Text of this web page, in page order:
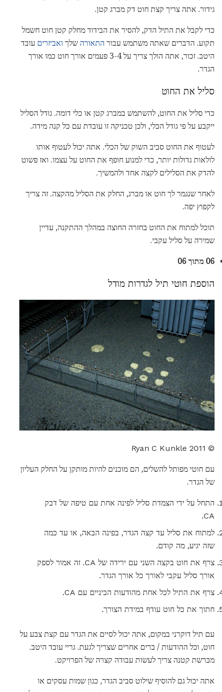
גידור. אתה צריך קצת חוט דק מברג קטן.
כדי לקבל את התיל הדק, להסיר את הבידוד מחלק קטן חוט חשמל
תקוע. הדברים שאתה משתמש עבור התאורה שלך ואביזרים עובד
היטב. זכור, אתה הולך צריך על 3-4 פעמים אורך חוט כמו אורך
הגדר.
סליל את החוט
כדי סליל את החוט, להשתמש במברג קטן או כלי דומה. גודל הסליל
ייקבע על פי גודל הכלי, ולכן טכניקה זו עובדת עם כל קנה מידה.
לעטוף את החוט סביב השוק של הכלי. אתה יכול לעטוף אותו
לולאות גדולות יותר, כדי למנוע חופף את החוט על עצמו. ואז פשוט
להדק את הסלילים לקצה אחד ולהמשיך.
לאחר שנגמר לך חוט או מברג, החלק את הסליל מהקצה. זה צריך
לקפוץ יפה.
תוכל למתוח את החוט בחזרה החוצה במהלך ההתקנה, עדיין
שמירה על סליל עקבי.
06 מתוך 06
הוספת חוטי תיל לגדרות מודל
© 2011 Ryan C Kunkle
עם חוטי מפותל להשלים, הם מוכנים להיות מותקן על החלק העליון
של הגדר.
התחל על ידי הצמדת סליל לפינה אחת עם טיפה של דבק
CA.
למתוח את סליל עד קצה הגדר, בפינה הבאה, או עד כמה
שזה יגיע, מה קודם.
צרף את חוט בקצה השני עם ירידה של CA. זה אמור לספק
אורך סליל עקבי לאורך כל אורך הגדר.
צרף את התיל לכל אחת מהודעות הביניים עם CA.
חתוך את כל חוט עודף במידת הצורך.
עם תיל דוקרני במקום, אתה יכול לסיים את הגדר עם קצת צבע על
חוט, וכל ההודעות / ברים אחרים שצריך לגעת. גריי עובד היטב.
מברשת קטנה צריך לעשות עבודה קצרה של הפרויקט.
אתה יכול גם להוסיף שילוט סביב הגדר, כגון שמות עסקים או